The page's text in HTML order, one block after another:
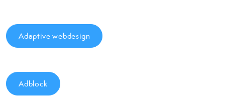
Adaptive webdesign
Adblock